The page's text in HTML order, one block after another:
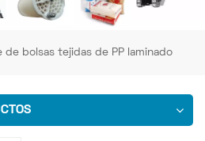
de bolsas tejidas de PP laminado